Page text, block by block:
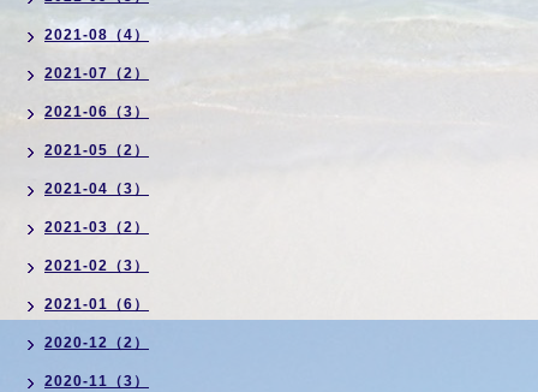
2021-08（4）
2021-07（2）
2021-06（3）
2021-05（2）
2021-04（3）
2021-03（2）
2021-02（3）
2021-01（6）
2020-12（2）
2020-11（3）